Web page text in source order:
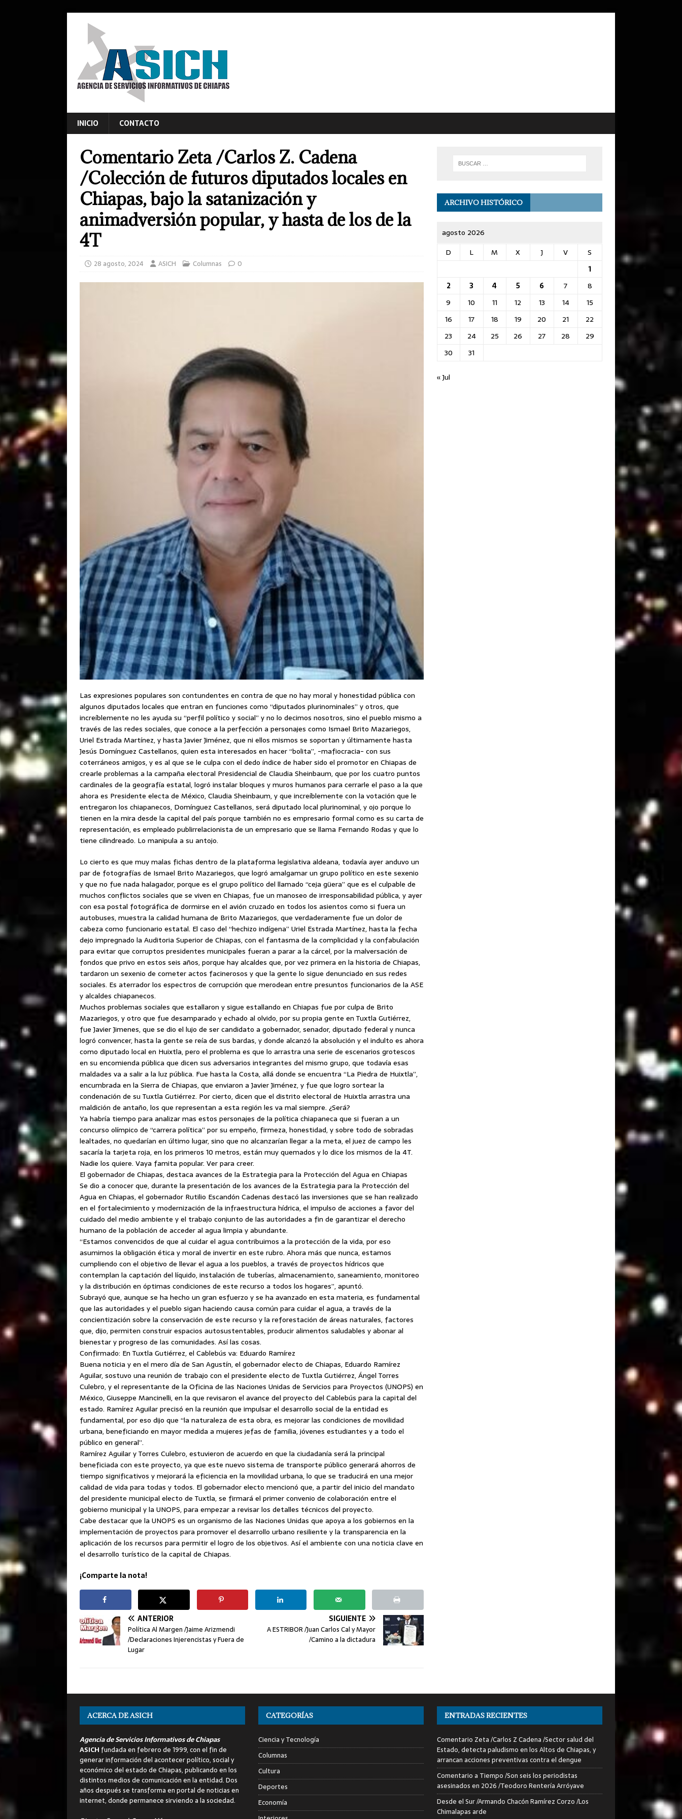
INICIO CONTACTO
Comentario Zeta /Carlos Z. Cadena
/Colección de futuros diputados locales en
Chiapas, bajo la satanización y
animadversión popular, y hasta de los de la
4T
28 agosto, 2024 ASICH Columnas 0
Las expresiones populares son contundentes en contra de que no hay moral y honestidad pública con
algunos diputados locales que entran en funciones como “diputados plurinominales” y otros, que
increíblemente no les ayuda su “perfil político y social” y no lo decimos nosotros, sino el pueblo mismo a
través de las redes sociales, que conoce a la perfección a personajes como Ismael Brito Mazariegos,
Uriel Estrada Martínez, y hasta Javier Jiménez, que ni ellos mismos se soportan y últimamente hasta
Jesús Domínguez Castellanos, quien esta interesados en hacer “bolita”, -mafiocracia- con sus
coterráneos amigos, y es al que se le culpa con el dedo índice de haber sido el promotor en Chiapas de
crearle problemas a la campaña electoral Presidencial de Claudia Sheinbaum, que por los cuatro puntos
cardinales de la geografía estatal, logró instalar bloques y muros humanos para cerrarle el paso a la que
ahora es Presidente electa de México, Claudia Sheinbaum, y que increíblemente con la votación que le
entregaron los chiapanecos, Domínguez Castellanos, será diputado local plurinominal, y ojo porque lo
tienen en la mira desde la capital del país porque también no es empresario formal como es su carta de
representación, es empleado publirrelacionista de un empresario que se llama Fernando Rodas y que lo
tiene cilindreado. Lo manipula a su antojo.
Lo cierto es que muy malas fichas dentro de la plataforma legislativa aldeana, todavía ayer anduvo un
par de fotografías de Ismael Brito Mazariegos, que logró amalgamar un grupo político en este sexenio
y que no fue nada halagador, porque es el grupo político del llamado “ceja güera” que es el culpable de
muchos conflictos sociales que se viven en Chiapas, fue un manoseo de irresponsabilidad pública, y ayer
con esa postal fotográfica de dormirse en el avión cruzado en todos los asientos como si fuera un
autobuses, muestra la calidad humana de Brito Mazariegos, que verdaderamente fue un dolor de
cabeza como funcionario estatal. El caso del “hechizo indígena” Uriel Estrada Martínez, hasta la fecha
dejo impregnado la Auditoria Superior de Chiapas, con el fantasma de la complicidad y la confabulación
para evitar que corruptos presidentes municipales fueran a parar a la cárcel, por la malversación de
fondos que privo en estos seis años, porque hay alcaldes que, por vez primera en la historia de Chiapas,
tardaron un sexenio de cometer actos facinerosos y que la gente lo sigue denunciado en sus redes
sociales. Es aterrador los espectros de corrupción que merodean entre presuntos funcionarios de la ASE
y alcaldes chiapanecos.
Muchos problemas sociales que estallaron y sigue estallando en Chiapas fue por culpa de Brito
Mazariegos, y otro que fue desamparado y echado al olvido, por su propia gente en Tuxtla Gutiérrez,
fue Javier Jimenes, que se dio el lujo de ser candidato a gobernador, senador, diputado federal y nunca
logró convencer, hasta la gente se reía de sus bardas, y donde alcanzó la absolución y el indulto es ahora
como diputado local en Huixtla, pero el problema es que lo arrastra una serie de escenarios grotescos
en su encomienda pública que dicen sus adversarios integrantes del mismo grupo, que todavía esas
maldades va a salir a la luz pública. Fue hasta la Costa, allá donde se encuentra “La Piedra de Huixtla”,
encumbrada en la Sierra de Chiapas, que enviaron a Javier Jiménez, y fue que logro sortear la
condenación de su Tuxtla Gutiérrez. Por cierto, dicen que el distrito electoral de Huixtla arrastra una
maldición de antaño, los que representan a esta región les va mal siempre. ¿Será?
Ya habría tiempo para analizar mas estos personajes de la política chiapaneca que si fueran a un
concurso olímpico de “carrera política” por su empeño, firmeza, honestidad, y sobre todo de sobradas
lealtades, no quedarían en último lugar, sino que no alcanzarían llegar a la meta, el juez de campo les
sacaría la tarjeta roja, en los primeros 10 metros, están muy quemados y lo dice los mismos de la 4T.
Nadie los quiere. Vaya famita popular. Ver para creer.
El gobernador de Chiapas, destaca avances de la Estrategia para la Protección del Agua en Chiapas
Se dio a conocer que, durante la presentación de los avances de la Estrategia para la Protección del
Agua en Chiapas, el gobernador Rutilio Escandón Cadenas destacó las inversiones que se han realizado
en el fortalecimiento y modernización de la infraestructura hídrica, el impulso de acciones a favor del
cuidado del medio ambiente y el trabajo conjunto de las autoridades a fin de garantizar el derecho
humano de la población de acceder al agua limpia y abundante.
“Estamos convencidos de que al cuidar el agua contribuimos a la protección de la vida, por eso
asumimos la obligación ética y moral de invertir en este rubro. Ahora más que nunca, estamos
cumpliendo con el objetivo de llevar el agua a los pueblos, a través de proyectos hídricos que
contemplan la captación del líquido, instalación de tuberías, almacenamiento, saneamiento, monitoreo
y la distribución en óptimas condiciones de este recurso a todos los hogares”, apuntó.
Subrayó que, aunque se ha hecho un gran esfuerzo y se ha avanzado en esta materia, es fundamental
que las autoridades y el pueblo sigan haciendo causa común para cuidar el agua, a través de la
concientización sobre la conservación de este recurso y la reforestación de áreas naturales, factores
que, dijo, permiten construir espacios autosustentables, producir alimentos saludables y abonar al
bienestar y progreso de las comunidades. Así las cosas.
Confirmado: En Tuxtla Gutiérrez, el Cablebús va: Eduardo Ramírez
Buena noticia y en el mero día de San Agustín, el gobernador electo de Chiapas, Eduardo Ramírez
Aguilar, sostuvo una reunión de trabajo con el presidente electo de Tuxtla Gutiérrez, Ángel Torres
Culebro, y el representante de la Oficina de las Naciones Unidas de Servicios para Proyectos (UNOPS) en
México, Giuseppe Mancinelli, en la que revisaron el avance del proyecto del Cablebús para la capital del
estado. Ramírez Aguilar precisó en la reunión que impulsar el desarrollo social de la entidad es
fundamental, por eso dijo que “la naturaleza de esta obra, es mejorar las condiciones de movilidad
urbana, beneficiando en mayor medida a mujeres jefas de familia, jóvenes estudiantes y a todo el
público en general”.
Ramírez Aguilar y Torres Culebro, estuvieron de acuerdo en que la ciudadanía será la principal
beneficiada con este proyecto, ya que este nuevo sistema de transporte público generará ahorros de
tiempo significativos y mejorará la eficiencia en la movilidad urbana, lo que se traducirá en una mejor
calidad de vida para todas y todos. El gobernador electo mencionó que, a partir del inicio del mandato
del presidente municipal electo de Tuxtla, se firmará el primer convenio de colaboración entre el
gobierno municipal y la UNOPS, para empezar a revisar los detalles técnicos del proyecto.
Cabe destacar que la UNOPS es un organismo de las Naciones Unidas que apoya a los gobiernos en la
implementación de proyectos para promover el desarrollo urbano resiliente y la transparencia en la
aplicación de los recursos para permitir el logro de los objetivos. Así el ambiente con una noticia clave en
el desarrollo turístico de la capital de Chiapas.
¡Comparte la nota!
ANTERIOR
Política Al Margen /Jaime Arizmendi
/Declaraciones Injerencistas y Fuera de
Lugar
SIGUIENTE
A ESTRIBOR /Juan Carlos Cal y Mayor
/Camino a la dictadura
ARCHIVO HISTÓRICO
agosto 2026
D
L M X J V
S
1
2
3 4 5 6 7
8
9
10 11 12 13 14
15
16
17 18 19 20 21
22
23
24 25 26 27 28
29
30
31
« Jul
ACERCA DE ASICH
Agencia de Servicios Informativos de Chiapas
ASICH fundada en febrero de 1999, con el fin de
generar información del acontecer político, social y
económico del estado de Chiapas, publicando en los
distintos medios de comunicación en la entidad. Dos
años después se transforma en portal de noticias en
internet, donde permanece sirviendo a la sociedad.
CATEGORÍAS
Ciencia y Tecnología
Columnas
Cultura
Deportes
Economía
ENTRADAS RECIENTES
Comentario Zeta /Carlos Z Cadena /Sector salud del
Estado, detecta paludismo en los Altos de Chiapas, y
arrancan acciones preventivas contra el dengue
Comentario a Tiempo /Son seis los periodistas
asesinados en 2026 /Teodoro Rentería Arróyave
Desde el Sur /Armando Chacón Ramírez Corzo /Los
Chimalapas arde